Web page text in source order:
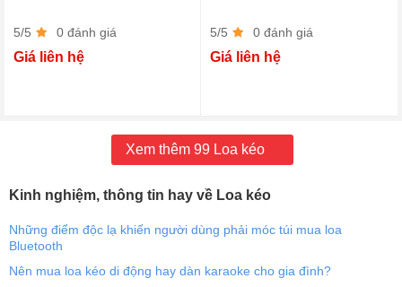
5/5 0 đánh giá
Giá liên hệ
5/5 0 đánh giá
Giá liên hệ
Xem thêm 99 Loa kéo
Kinh nghiệm, thông tin hay về Loa kéo
Những điểm độc lạ khiến người dùng phải móc túi mua loa
Bluetooth
Nên mua loa kéo di động hay dàn karaoke cho gia đình?